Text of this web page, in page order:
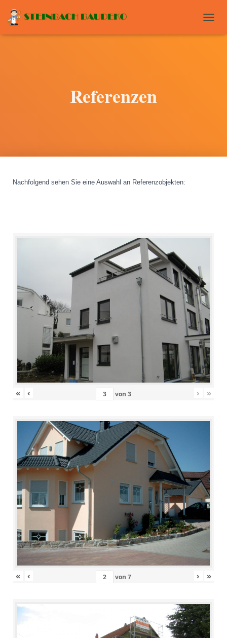
O
Referenzen
Nachfolgend sehen Sie eine Auswahl an Referenzobjekten:
« ‹ von 3 › »
« ‹ von 7 › »